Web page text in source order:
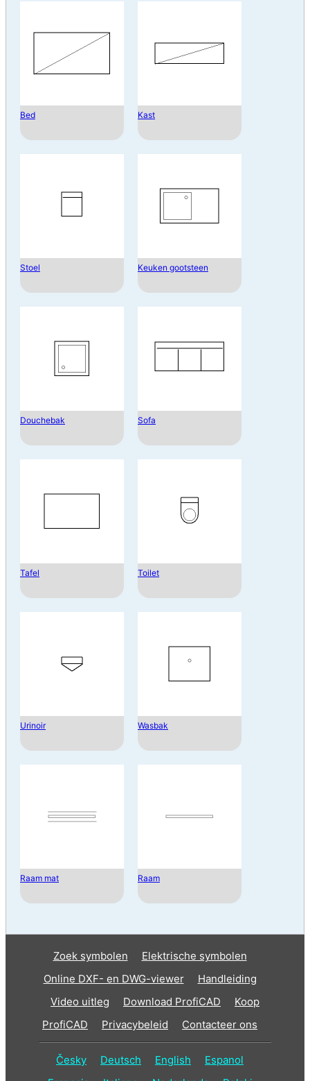
Bed Kast
Stoel Keuken gootsteen
Douchebak Sofa
Tafel Toilet
Urinoir Wasbak
Raam mat Raam
Zoek symbolen
Elektrische symbolen
Online DXF- en DWG-viewer
Handleiding
Video uitleg
Download ProfiCAD
Koop
ProfiCAD
Privacybeleid Contacteer ons
Česky Deutsch English
Espanol